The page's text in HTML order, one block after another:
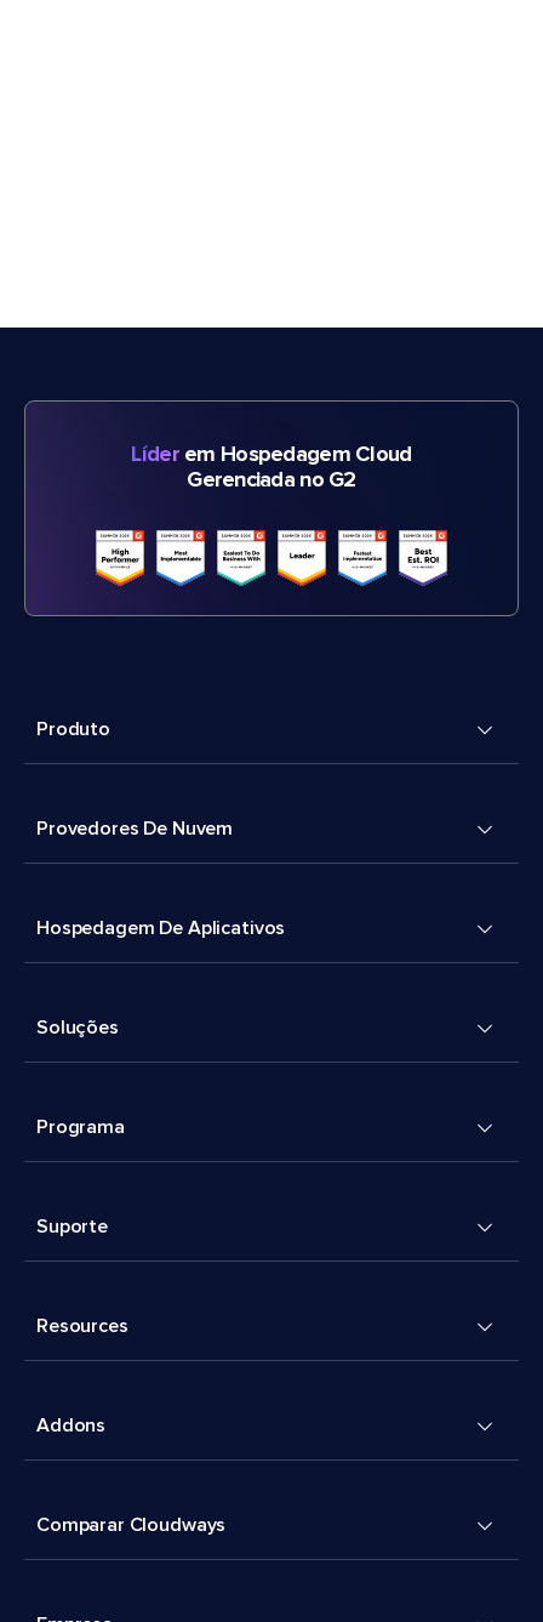
Líderem Hospedagem Cloud
Gerenciada no G2
Produto
Provedores De Nuvem
Hospedagem De Aplicativos
Soluções
Programa
Suporte
Resources
Addons
Comparar Cloudways